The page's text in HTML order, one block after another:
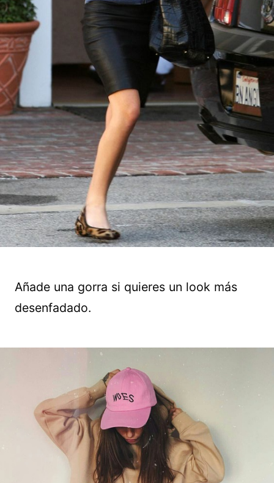
Añade una gorra si quieres un look más
desenfadado.